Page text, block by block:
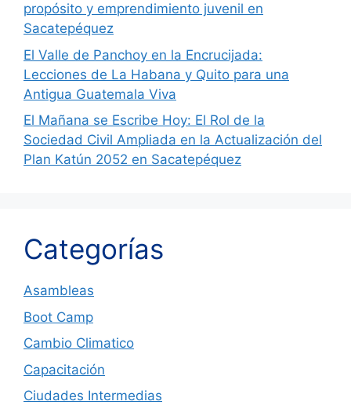
propósito y emprendimiento juvenil en
Sacatepéquez
El Valle de Panchoy en la Encrucijada:
Lecciones de La Habana y Quito para una
Antigua Guatemala Viva
El Mañana se Escribe Hoy: El Rol de la
Sociedad Civil Ampliada en la Actualización del
Plan Katún 2052 en Sacatepéquez
Categorías
Asambleas
Boot Camp
Cambio Climatico
Capacitación
Ciudades Intermedias